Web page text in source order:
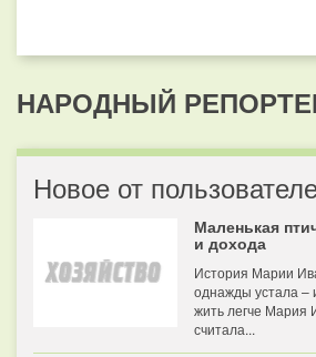
НАРОДНЫЙ
Новое от
Маленькая
и дохода
История Марии
однажды устала –
жить легче Мария
считала...